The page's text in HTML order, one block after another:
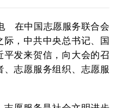
在中国志愿服务联合会
，中共中央总书记、国
发来贺信，向大会的召
志愿服务组织、志愿服